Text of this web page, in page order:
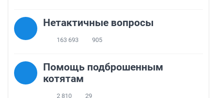
Нетактичные вопросы
163 693 905
Помощь подброшенным
котятам
2 810 29